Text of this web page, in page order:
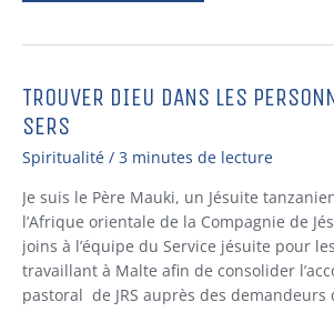
TROUVER DIEU DANS LES
SERS
Spiritualité / 3 minutes de lecture
Je suis le Père Mauki, un Jésuite
l’Afrique orientale de la Compagnie de
joins à l’équipe du Service jésuite pour
travaillant à Malte afin de consolider
pastoral de JRS auprès des demandeurs
Trouver
Dieu
les
personnes
que
je
sers